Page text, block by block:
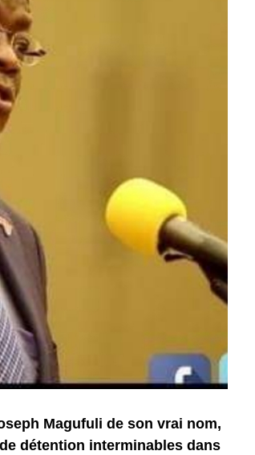
Magufuli de son vrai nom,
détention interminables dans